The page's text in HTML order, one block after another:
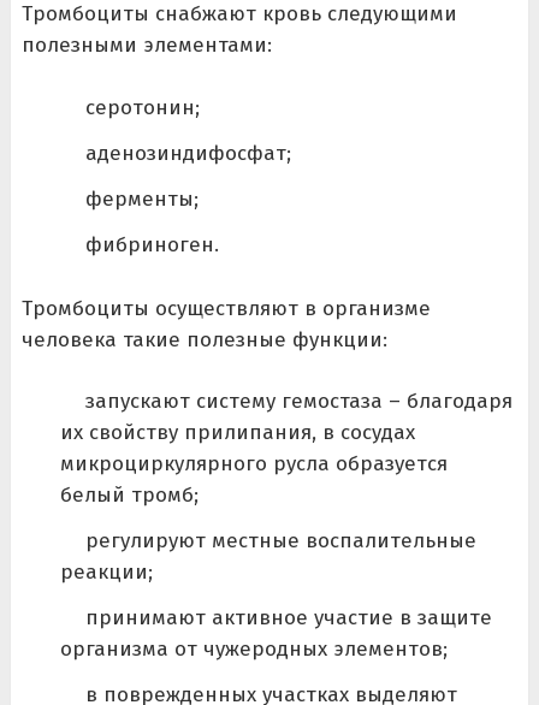
Тромбоциты снабжают кровь следующими
полезными элементами:
серотонин;
аденозиндифосфат;
ферменты;
фибриноген.
Тромбоциты осуществляют в организме
человека такие полезные функции:
запускают систему гемостаза – благодаря
их свойству прилипания, в сосудах
микроциркулярного русла образуется
белый тромб;
регулируют местные воспалительные
реакции;
принимают активное участие в защите
организма от чужеродных элементов;
в поврежденных участках выделяют